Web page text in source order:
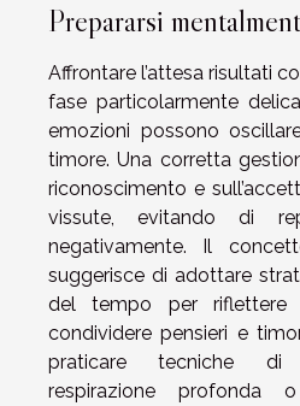
Prepararsi
Affrontare l’attesa risultati
fase particolarmente
emozioni possono
timore. Una corretta
riconoscimento e
vissute, evitando di
negativamente. Il
suggerisce di adottare
del tempo per riflettere
condividere pensieri e
praticare tecniche di
respirazione profonda